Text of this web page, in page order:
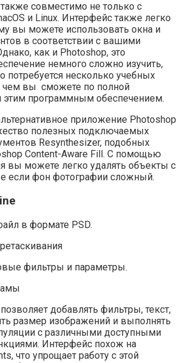
совместимо не только с
и Linux. Интерфейс также легко
вы можете использовать окна и
в соответствии с вашими
как и Photoshop, это
немного сложно изучить,
потребуется несколько учебных
чем вы сможете по полной
этим программным обеспечением.
приложение Photoshop
полезных подключаемых
Resynthesizer, подобных
Content-Aware Fill. С помощью
вы можете легко удалять объекты с
если фон фотографии сложный.
в формате PSD.
фильтры и параметры.
добавлять фильтры, текст,
размер изображений и выполнять
с различными доступными
Интерфейс похож на
что упрощает работу с этой